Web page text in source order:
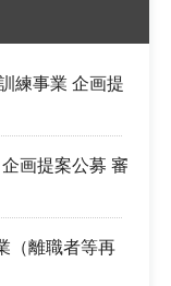
練事業 企画提
画提案公募 審
（離職者等再